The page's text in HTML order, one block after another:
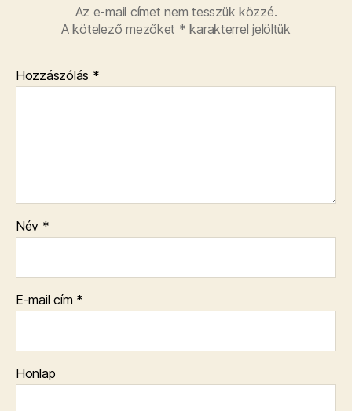
Az e-mail címet nem tesszük közzé.
A kötelező mezőket * karakterrel jelöltük
Hozzászólás *
Név *
E-mail cím *
Honlap